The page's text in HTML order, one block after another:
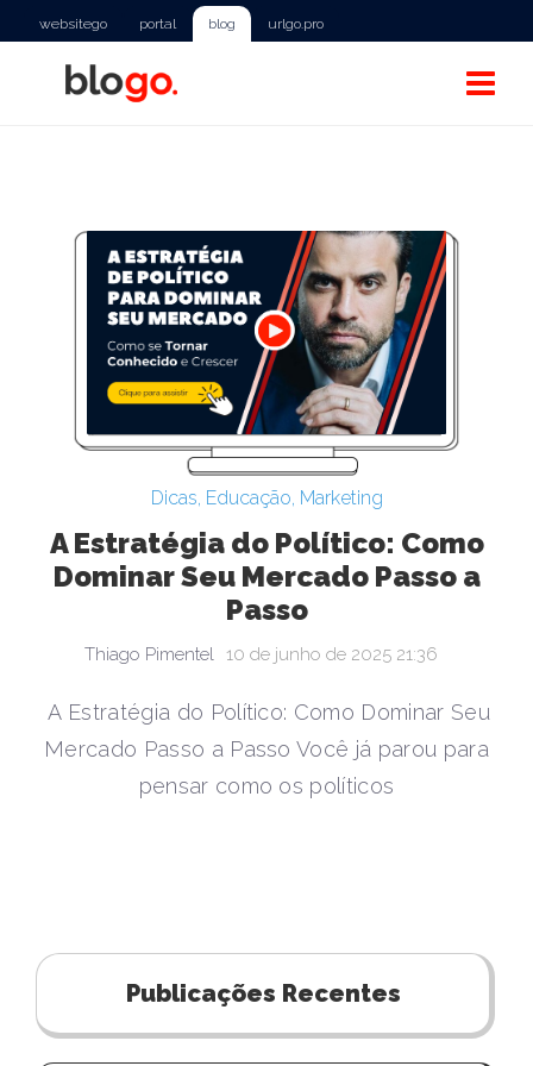
websitego portal blog urlgo.pro
Dicas, Educação, Marketing
A Estratégia do Político: Como
Dominar Seu Mercado Passo a
Passo
Thiago Pimentel 10 de junho de 2025 21:36
A Estratégia do Político: Como Dominar Seu
Mercado Passo a Passo Você já parou para
pensar como os políticos
Publicações Recentes